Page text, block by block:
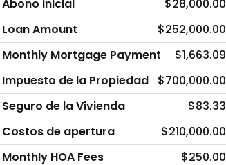
Abono inicial
$28,000.00
Loan Amount
$252,000.00
Monthly Mortgage Payment
$1,663.09
Impuesto de la Propiedad
$700,000.00
Seguro de la Vivienda
$83.33
Costos de apertura
$210,000.00
Monthly HOA Fees
$250.00